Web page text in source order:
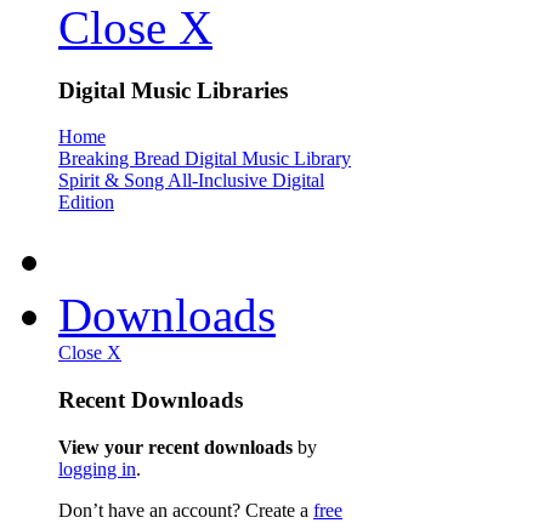
Close X
Digital Music Libraries
Home
Breaking Bread Digital Music Library
Spirit & Song All-Inclusive Digital
Edition
Downloads
Close X
Recent Downloads
View your recent downloads by
logging in.
Don’t have an account? Create a free